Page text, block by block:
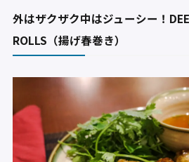
外はザクザク中はジューシー！
ROLLS（揚げ春巻き）